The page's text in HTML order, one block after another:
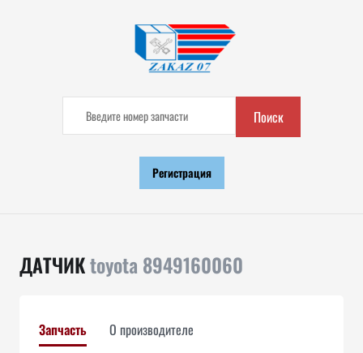
Поиск
Регистрация
ДАТЧИКtoyota 8949160060
Запчасть О производителе